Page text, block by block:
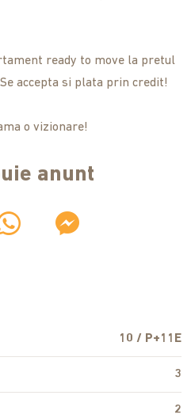
ready to move la pretul
accepta si plata prin credit!
o vizionare!
anunt
10 / P+11E
3
2